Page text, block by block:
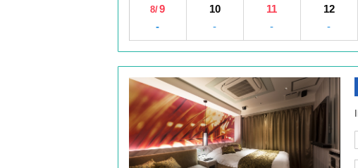
8/9
-
10
-
11
-
12
-